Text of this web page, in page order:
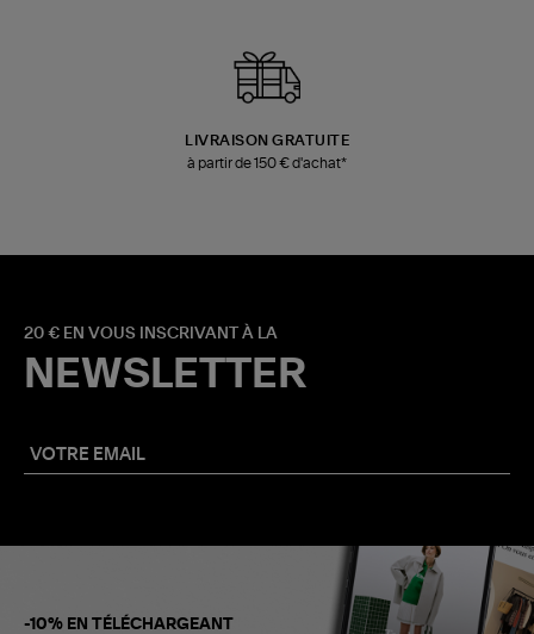
LIVRAISON GRATUITE
à partir de 150 € d'achat*
20 € EN VOUS INSCRIVANT À LA
NEWSLETTER
-10% EN TÉLÉCHARGEANT